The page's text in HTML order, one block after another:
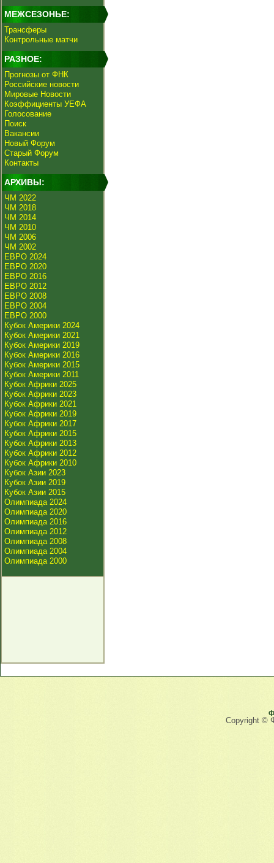
МЕЖСЕЗОНЬЕ:
Трансферы
Контрольные матчи
РАЗНОЕ:
Прогнозы от ФНК
Российские новости
Мировые Новости
Коэффициенты УЕФА
Голосование
Поиск
Вакансии
Новый Форум
Старый Форум
Контакты
АРХИВЫ:
ЧМ 2022
ЧМ 2018
ЧМ 2014
ЧМ 2010
ЧМ 2006
ЧМ 2002
ЕВРО 2024
ЕВРО 2020
ЕВРО 2016
ЕВРО 2012
ЕВРО 2008
ЕВРО 2004
ЕВРО 2000
Кубок Америки 2024
Кубок Америки 2021
Кубок Америки 2019
Кубок Америки 2016
Кубок Америки 2015
Кубок Америки 2011
Кубок Африки 2025
Кубок Африки 2023
Кубок Африки 2021
Кубок Африки 2019
Кубок Африки 2017
Кубок Африки 2015
Кубок Африки 2013
Кубок Африки 2012
Кубок Африки 2010
Кубок Азии 2023
Кубок Азии 2019
Кубок Азии 2015
Олимпиада 2024
Олимпиада 2020
Олимпиада 2016
Олимпиада 2012
Олимпиада 2008
Олимпиада 2004
Олимпиада 2000
Copyright ©